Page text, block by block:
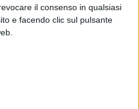
il consenso in qualsiasi
e facendo clic sul pulsante
non ha svelato né
ma ha sicuramente